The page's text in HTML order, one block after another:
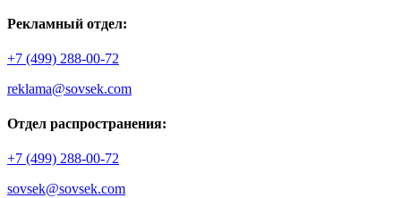
Рекламный отдел:
+7 (499) 288-00-72
reklama@sovsek.com
Отдел распространения:
+7 (499) 288-00-72
sovsek@sovsek.com